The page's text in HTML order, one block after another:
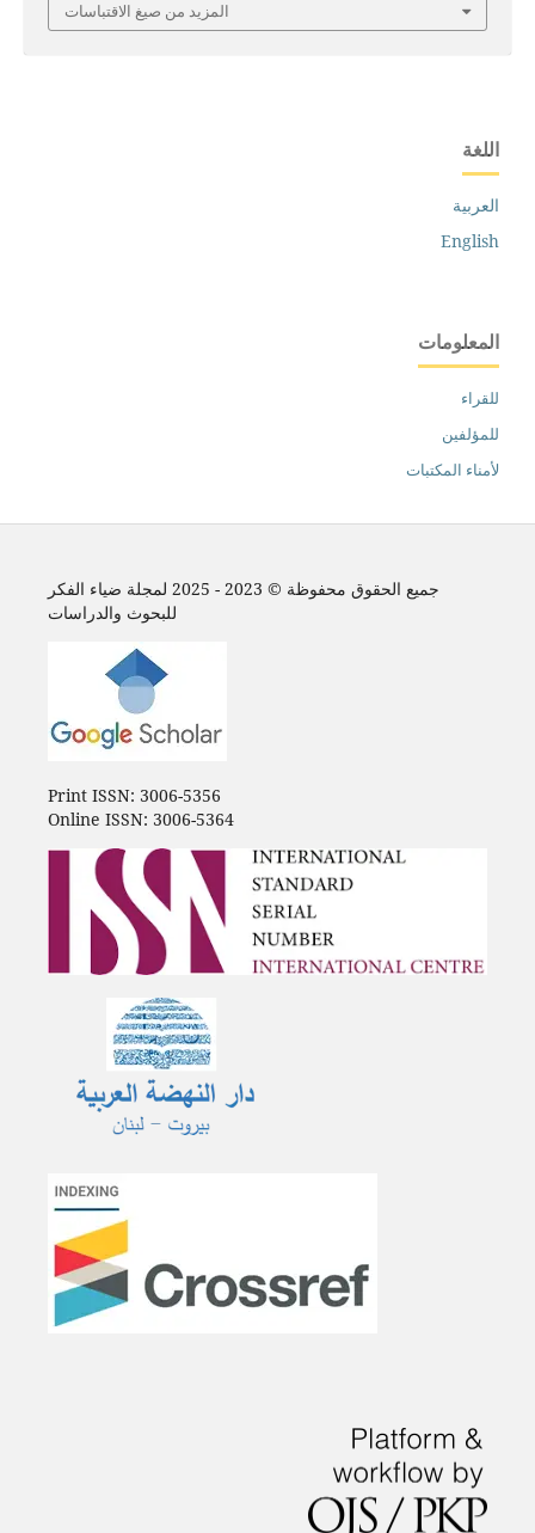
المزيد من صيغ الاقتباسات
اللغة
العربية
English
المعلومات
للقراء
للمؤلفين
لأمناء المكتبات
جميع الحقوق محفوظة © 2023 - 2025 لمجلة ضياء الفكر
للبحوث والدراسات
Print ISSN: 3006-5356
Online ISSN: 3006-5364